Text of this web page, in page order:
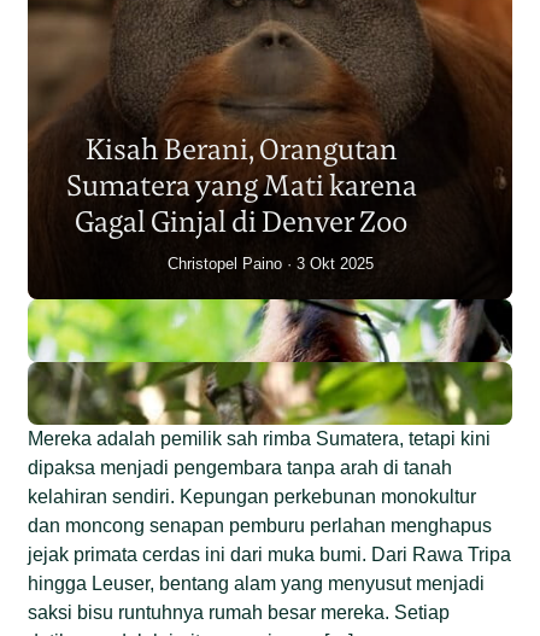
Populasi Orangutan
Sumatera Berkurang 2.700
Individu dalam Satu Dekade?
Junaidi Hanafiah 14 Jul 2026
Kisah Berani, Orangutan
Sumatera yang Mati karena
Gagal Ginjal di Denver Zoo
Christopel Paino 3 Okt 2025
Mereka adalah pemilik sah rimba Sumatera, tetapi kini
dipaksa menjadi pengembara tanpa arah di tanah
kelahiran sendiri. Kepungan perkebunan monokultur
dan moncong senapan pemburu perlahan menghapus
jejak primata cerdas ini dari muka bumi. Dari Rawa Tripa
hingga Leuser, bentang alam yang menyusut menjadi
saksi bisu runtuhnya rumah besar mereka. Setiap